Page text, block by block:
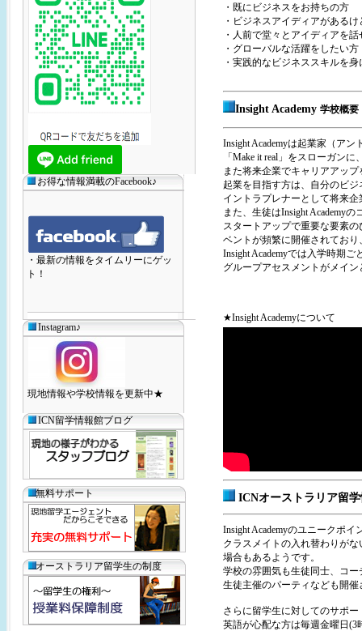
お得な情報満載のFacebook♪
・最新の情報をタイムリーにゲッ
ト！
Instagram♪
現地情報や学校情報を更新中★
ICN留学情報館ブログ
無料サポート
オーストラリア留学生の制度
・既にビジネスをお持ちの方
・ビジネスアイディアがある
・人前で堂々とアイディアを
・グローバルな活躍をしたい方
・実践的なビジネススキルを
Insight Academy 学校概要
Insight Academyは起業家（ア
「Make it real」をスローガン
また将来企業でキャリアアッ
起業を目指す方は、自分のビ
イントラプレナーとして将来
また、生徒はInsight Academy
スタートアップで重要な要素
ベントが頻繁に開催されてお
Insight Academyでは入学時期
グループアセスメントがメイ
★Insight Academyについて
ICNオーストラリア留
Insight Academyのユニークポ
クラスメイトの入れ替わりが
場合もあるようです。
学校の雰囲気も生徒同士、コ
生徒主催のパーティなども開
さらに留学生に対してのサポ
英語が心配な方は毎週金曜日